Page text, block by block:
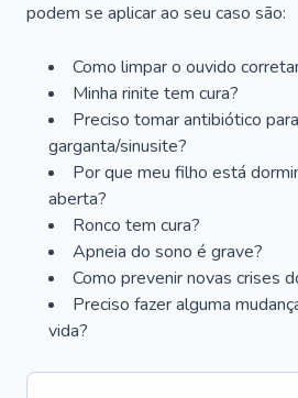
podem se aplicar ao seu caso são:
Como limpar o ouvido
Minha rinite tem cura?
Preciso tomar antibiótico
garganta/sinusite?
Por que meu filho está
aberta?
Ronco tem cura?
Apneia do sono é grave?
Como prevenir novas crises
Preciso fazer alguma
vida?